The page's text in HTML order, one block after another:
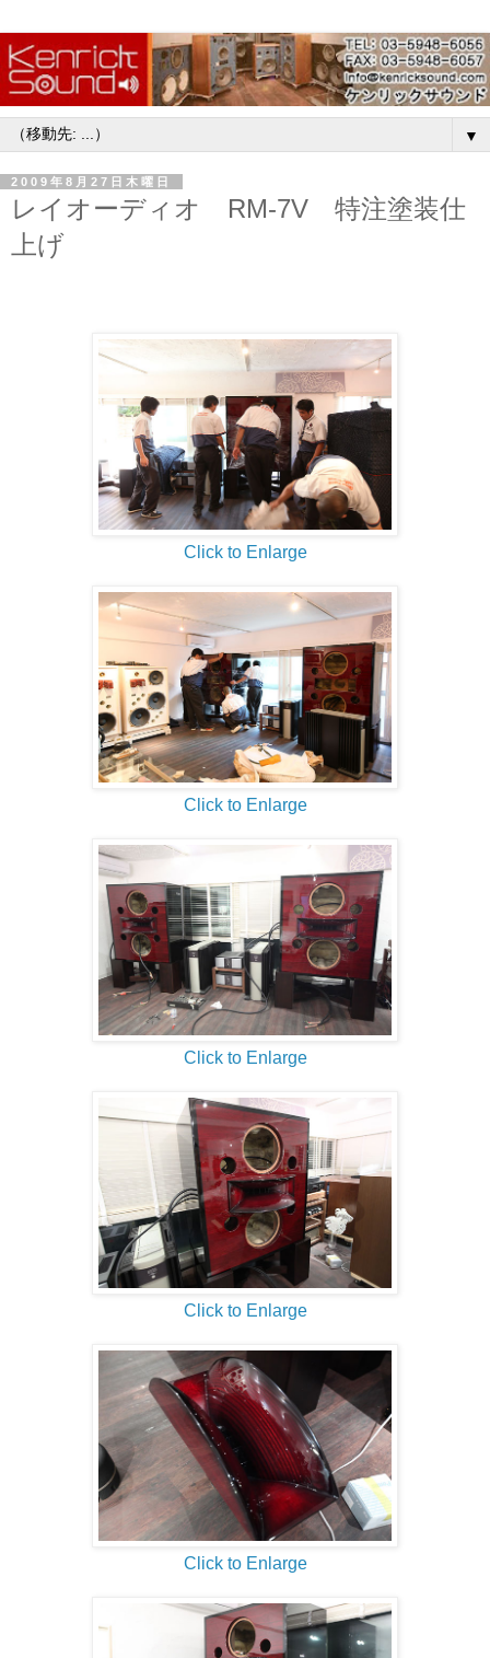
▼
2009年8月27日木曜日
レイオーディオ RM-7V 特注塗装仕
上げ
Click to Enlarge
Click to Enlarge
Click to Enlarge
Click to Enlarge
Click to Enlarge